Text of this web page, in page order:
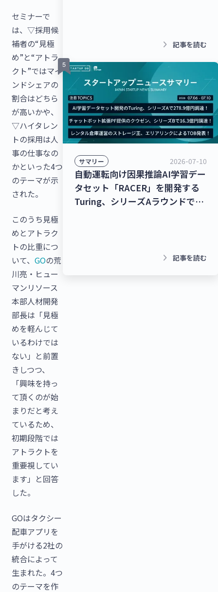
セミナーで
は、▽採用候
補者の“見極
め”と“アトラ
クト”ではマイ
ンドシェアの
割合はどちら
が高いかや、
▽ハイタレン
トの採用は人
事の仕事なの
かといった4つ
のテーマが示
された。
このうち見極
めとアトラク
トの比重につ
いて、 GOの荒
川亮・ヒュー
マンリソース
本部人材開発
部長は「見極
めを軽んじて
いるわけでは
ない」と前置
きしつつ、
「興味を持っ
て頂くのが始
まりだと考え
ているため、
初期段階では
アトラクトを
重要視してい
ます」と回答
した。
GOはタクシー
配車アプリを
手がける2社の
統合によって
生まれた。4つ
のテーマを作
Solutions、シードラウンドで4億
トアップニュース】
keyboard_arrow_right 記事を読む
サマリー 2026-07-10
自動運転向け因果推論AI学習デー
タセット「RACER」を開発する
Turing、シリーズAラウンドで
ズBラウンドで16億3,000万円を
keyboard_arrow_right 記事を読む